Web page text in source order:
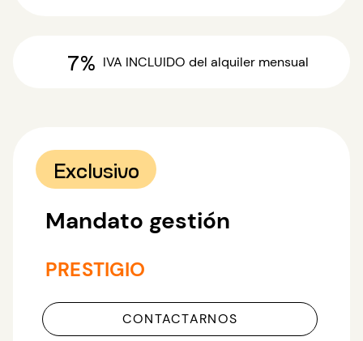
7% IVA INCLUIDO del alquiler mensual
Exclusivo
Mandato gestión
PRESTIGIO
CONTACTARNOS